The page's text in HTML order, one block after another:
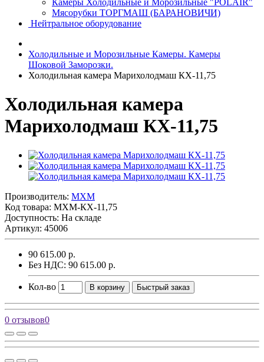
Камеры Холодильные и Морозильные "POLAIR"
Мясорубки ТОРГМАШ (БАРАНОВИЧИ)
Нейтральное оборудование
Холодильные и Морозильные Камеры. Камеры
Шоковой Заморозки.
Холодильная камера Марихолодмаш КХ-11,75
Холодильная камера
Марихолодмаш КХ-11,75
Производитель: MXM
Код товара: МХМ-КХ-11,75
Доступность: На складе
Артикул: 45006
90 615.00 р.
Без НДС: 90 615.00 р.
Кол-во В корзину Быстрый заказ
0 отзывов0